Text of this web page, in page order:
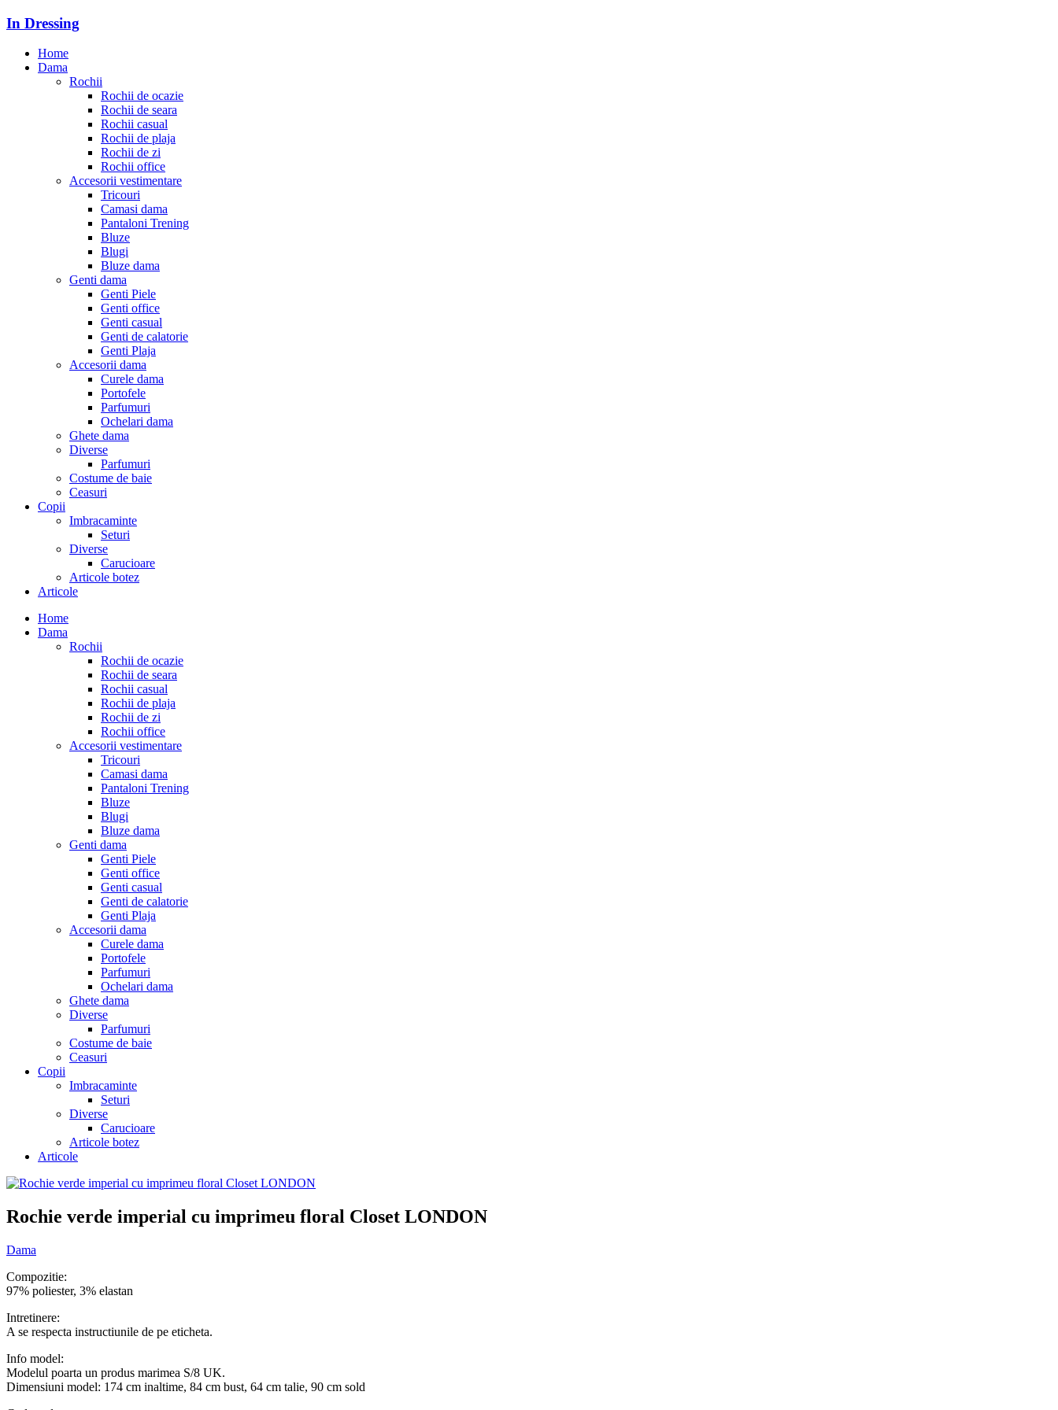
In Dressing
Home
Dama
Rochii
Rochii de ocazie
Rochii de seara
Rochii casual
Rochii de plaja
Rochii de zi
Rochii office
Accesorii vestimentare
Tricouri
Camasi dama
Pantaloni Trening
Bluze
Blugi
Bluze dama
Genti dama
Genti Piele
Genti office
Genti casual
Genti de calatorie
Genti Plaja
Accesorii dama
Curele dama
Portofele
Parfumuri
Ochelari dama
Ghete dama
Diverse
Parfumuri
Costume de baie
Ceasuri
Copii
Imbracaminte
Seturi
Diverse
Carucioare
Articole botez
Articole
Home
Dama
Rochii
Rochii de ocazie
Rochii de seara
Rochii casual
Rochii de plaja
Rochii de zi
Rochii office
Accesorii vestimentare
Tricouri
Camasi dama
Pantaloni Trening
Bluze
Blugi
Bluze dama
Genti dama
Genti Piele
Genti office
Genti casual
Genti de calatorie
Genti Plaja
Accesorii dama
Curele dama
Portofele
Parfumuri
Ochelari dama
Ghete dama
Diverse
Parfumuri
Costume de baie
Ceasuri
Copii
Imbracaminte
Seturi
Diverse
Carucioare
Articole botez
Articole
Rochie verde imperial cu imprimeu floral Closet LONDON
Dama
Compozitie:
97% poliester, 3% elastan
Intretinere:
A se respecta instructiunile de pe eticheta.
Info model:
Modelul poarta un produs marimea S/8 UK.
Dimensiuni model: 174 cm inaltime, 84 cm bust, 64 cm talie, 90 cm sold